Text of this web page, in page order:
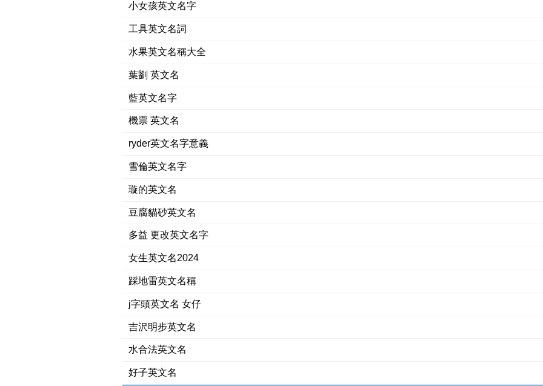
小女孩英文名字
工具英文名詞
水果英文名稱大全
葉劉 英文名
藍英文名字
機票 英文名
ryder英文名字意義
雪倫英文名字
璇的英文名
豆腐貓砂英文名
多益 更改英文名字
女生英文名2024
踩地雷英文名稱
j字頭英文名 女仔
吉沢明步英文名
水合法英文名
好子英文名